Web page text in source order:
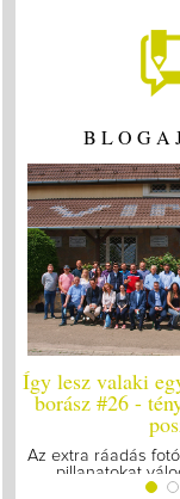
Így lesz valaki egy
borász #26 -
poszt
Az extra ráadás fotók
pillanatokat